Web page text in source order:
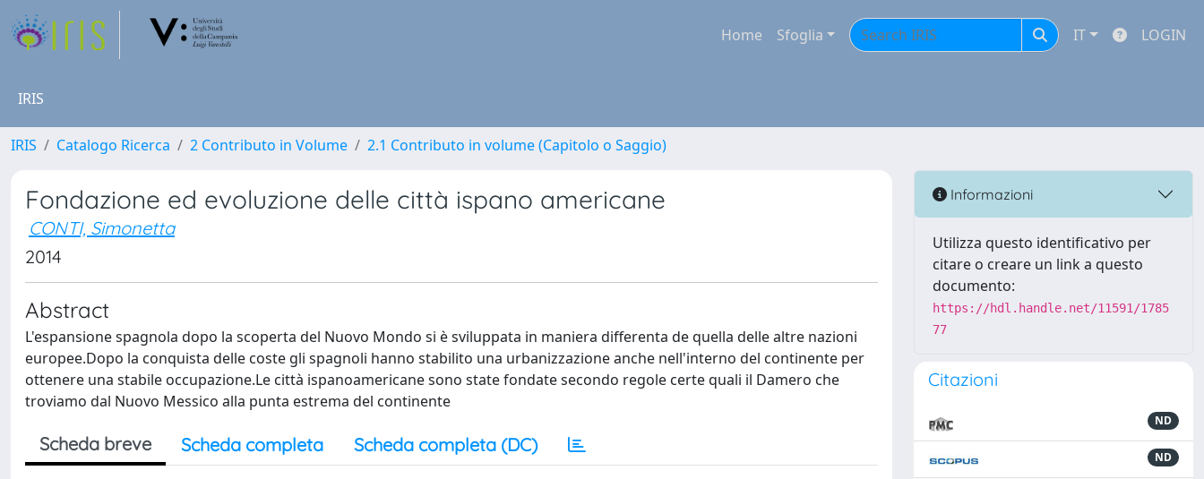
Home Sfoglia IT LOGIN
IRIS
IRIS Catalogo Ricerca 2 Contributo in Volume 2.1 Contributo in volume (Capitolo o Saggio)
Fondazione ed evoluzione delle città ispano americane
CONTI, Simonetta
2014
Abstract
L'espansione spagnola dopo la scoperta del Nuovo Mondo si è sviluppata in maniera differenta de quella delle altre nazioni
europee.Dopo la conquista delle coste gli spagnoli hanno stabilito una urbanizzazione anche nell'interno del continente per
ottenere una stabile occupazione.Le città ispanoamericane sono state fondate secondo regole certe quali il Damero che
troviamo dal Nuovo Messico alla punta estrema del continente
Scheda breve Scheda completa Scheda completa (DC)
Informazioni
Utilizza questo identificativo per
citare o creare un link a questo
documento:
https://hdl.handle.net/11591/1785
77
Citazioni
ND
ND